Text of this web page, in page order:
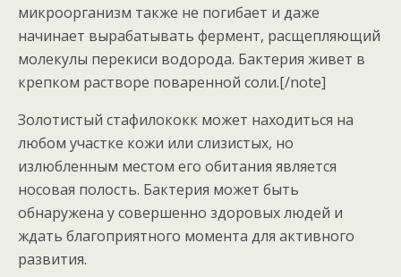
микроорганизм также не погибает и даже
начинает вырабатывать фермент, расщепляющий
молекулы перекиси водорода. Бактерия живет в
крепком растворе поваренной соли.[/note]
Золотистый стафилококк может находиться на
любом участке кожи или слизистых, но
излюбленным местом его обитания является
носовая полость. Бактерия может быть
обнаружена у совершенно здоровых людей и
ждать благоприятного момента для активного
развития.